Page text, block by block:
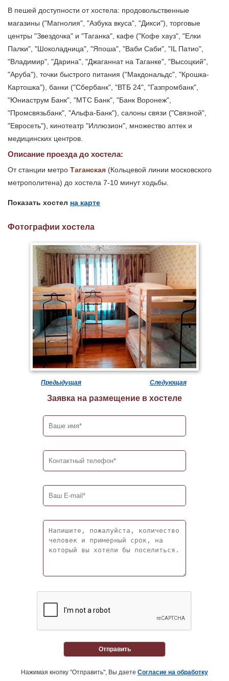
В пешей доступности от хостела: продовольственные
магазины ("Магнолия", "Азбука вкуса", "Дикси"), торговые
центры "Звездочка" и "Таганка", кафе ("Кофе хауз", "Елки
Палки", "Шоколадница", "Япоша", "Ваби Саби", "IL Патио",
"Владимир", "Дарина", "Джаганнат на Таганке", "Высоцкий",
"Аруба"), точки быстрого питания ("Макдональдс", "Крошка-
Картошка"), банки ("Сбербанк", "ВТБ 24", "Газпромбанк",
"Юниаструм Банк", "МТС Банк", "Банк Воронеж",
"Промсвязьбанк", "Альфа-Банк"), салоны связи ("Связной",
"Евросеть"), кинотеатр "Иллюзион", множество аптек и
медицинских центров.
Описание проезда до хостела:
От станции метро Таганская (Кольцевой линии московского
метрополитена) до хостела 7-10 минут ходьбы.
Показать хостел на карте
Фотографии хостела
Предыдущая Следующая
Заявка на размещение в хостеле
Отправить
Нажимая кнопку "Отправить", Вы даете Согласие на обработку